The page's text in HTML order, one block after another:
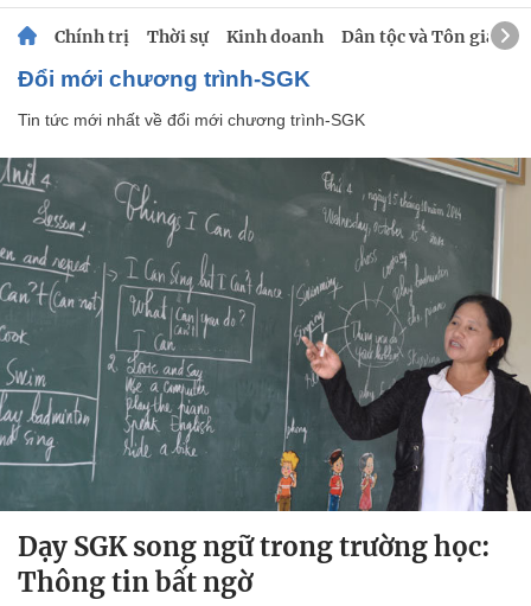
Chính trị Thời sự Kinh doanh Dân tộc và Tôn giáo
đổi mới chương trình-SGK
Tin tức mới nhất về đổi mới chương trình-SGK
Dạy SGK song ngữ trong trường học:
Thông tin bất ngờ